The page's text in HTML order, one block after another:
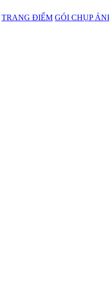
TRANG ĐIỂM GÓI CHỤP